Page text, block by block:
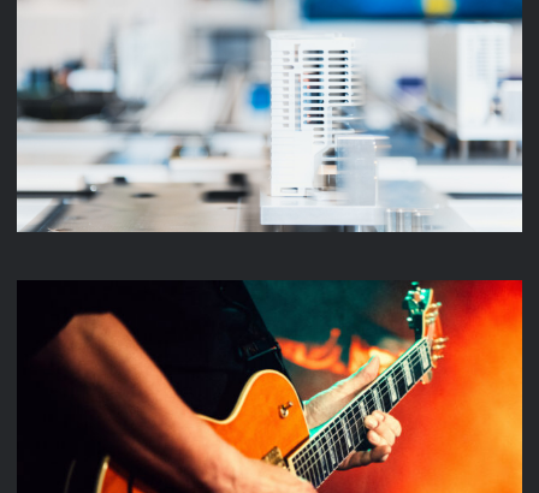
UNTERNEHMENSFILM
MUSIC VIDEO